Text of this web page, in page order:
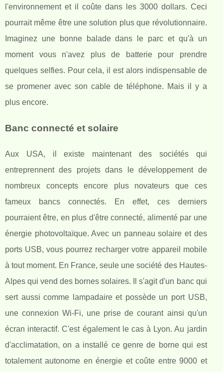
l'environnement et il coûte dans les 3000 dollars. Ceci
pourrait même être une solution plus que révolutionnaire.
Imaginez une bonne balade dans le parc et qu'à un
moment vous n'avez plus de batterie pour prendre
quelques selfies. Pour cela, il est alors indispensable de
se promener avec son cable de téléphone. Mais il y a
plus encore.
Banc connecté et solaire
Aux USA, il existe maintenant des sociétés qui
entreprennent des projets dans le développement de
nombreux concepts encore plus novateurs que ces
fameux bancs connectés. En effet, ces derniers
pourraient être, en plus d'être connecté, alimenté par une
énergie photovoltaïque. Avec un panneau solaire et des
ports USB, vous pourrez recharger votre appareil mobile
à tout moment. En France, seule une société des Hautes-
Alpes qui vend des bornes solaires. Il s'agit d'un banc qui
sert aussi comme lampadaire et possède un port USB,
une connexion Wi-Fi, une prise de courant ainsi qu'un
écran interactif. C'est également le cas à Lyon. Au jardin
d'acclimatation, on a installé ce genre de borne qui est
totalement autonome en énergie et coûte entre 9000 et